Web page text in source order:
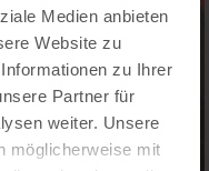
Medien anbieten
Website zu
zu Ihrer
Partner für
weiter. Unsere
möglicherweise mit